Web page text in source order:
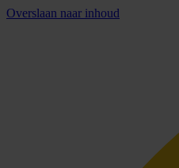
Overslaan naar inhoud